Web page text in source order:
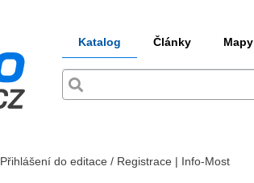
Katalog Články Mapy
Přihlášení do editace / Registrace | Info-Most